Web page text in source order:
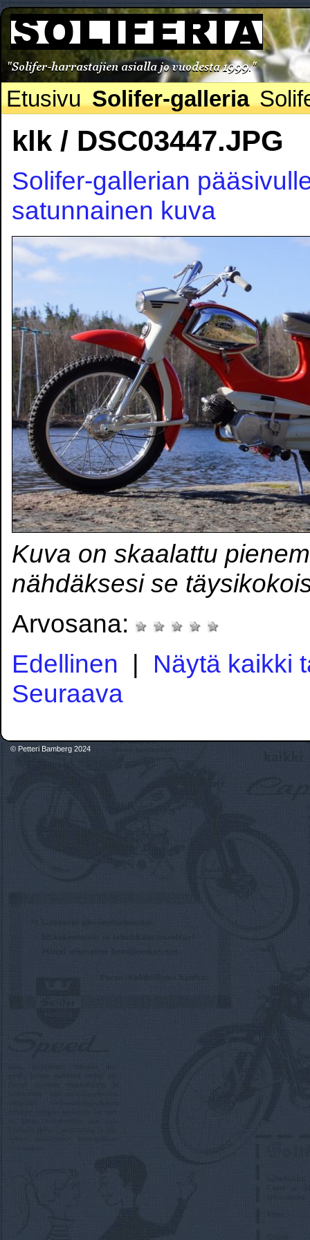
Etusivu Solifer-galleria
klk / DSC03447.JPG
Solifer-gallerian
satunnainen kuva
Kuva on skaalattu
nähdäksesi se
Arvosana:
Edellinen | Näytä kaikki
Seuraava
© Petteri Bamberg 2024